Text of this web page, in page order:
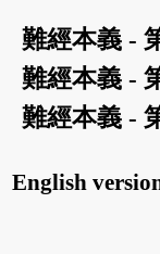
難經本義 -
難經本義 -
難經本義 -
English